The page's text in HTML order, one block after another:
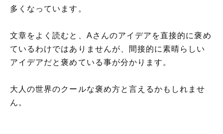
多くなっています。
文章をよく読むと、Aさんのアイデアを直接的に褒め
ているわけではありませんが、間接的に素晴らしい
アイデアだと褒めている事が分かります。
大人の世界のクールな褒め方と言えるかもしれませ
ん。